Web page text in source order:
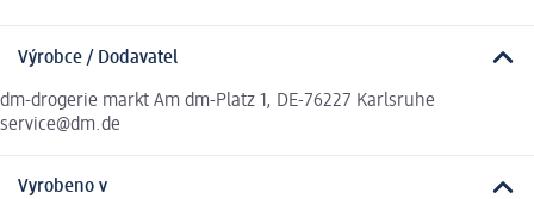
Výrobce / Dodavatel
dm-drogerie markt Am dm-Platz 1, DE-76227 Karlsruhe
service@dm.de
Vyrobeno v